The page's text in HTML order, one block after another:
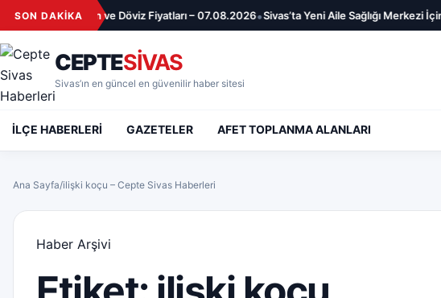
İçeriğe geç
SON DAKİKA
Güncel Altın ve Döviz Fiyatları – 07.08.2026•Sivas’ta Yeni Aile Sağlığı Merkezi İçin
CEPTESİVAS
Sivas’ın en güncel en güvenilir haber sitesi
İLÇE HABERLERİ GAZETELER AFET TOPLANMA ALANLARI
Ana Sayfa/ilişki koçu – Cepte Sivas Haberleri
Haber Arşivi